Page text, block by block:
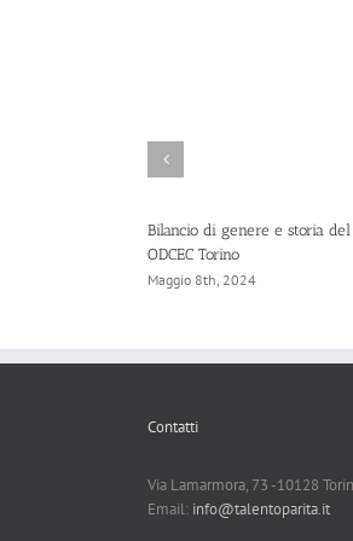
Bilancio di genere e storia
ODCEC Torino
Maggio 8th, 2024
Contatti
Via Lamarmora, 73 -10128
Email: info@talentoparita.it